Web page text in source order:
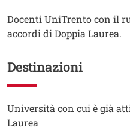
Testo
Docenti UniTrento con il
accordi di Doppia Laurea.
Destinazioni
Testo
Università con cui è già
Laurea